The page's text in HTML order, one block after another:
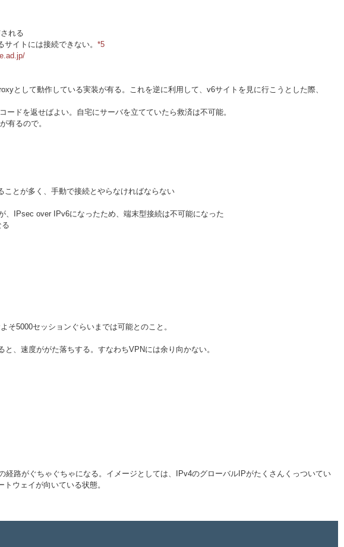
れる
イトには接続できない。 *5
として動作している実装が有る。これを逆に利用して、v6サイトを見に行こうとした際、
ドを返せばよい。自宅にサーバを立てていたら救済は不可能。
有るので。
とが多く、手動で接続とやらなければならない
IPsec over IPv6になったため、端末型接続は不可能になった
そ5000セッションぐらいまでは可能とのこと。
、速度ががた落ちする。すなわちVPNには余り向かない。
路がぐちゃぐちゃになる。イメージとしては、IPv4のグローバルIPがたくさんくっついてい
ウェイが向いている状態。